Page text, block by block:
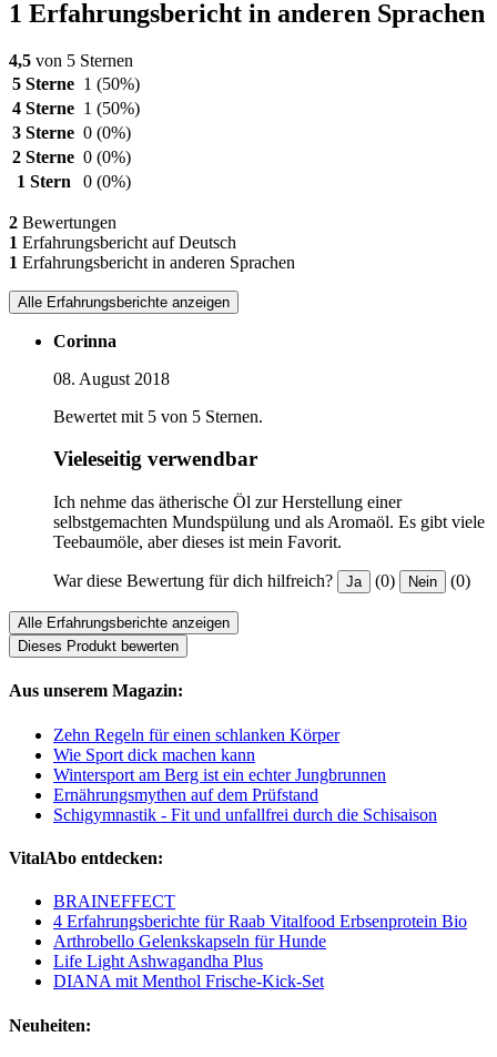
1 Erfahrungsbericht in anderen Sprachen
4,5 von 5 Sternen
5 Sterne 1 (50%)
4 Sterne 1 (50%)
3 Sterne 0 (0%)
2 Sterne 0 (0%)
1 Stern
0 (0%)
2 Bewertungen
1 Erfahrungsbericht auf Deutsch
1 Erfahrungsbericht in anderen Sprachen
Alle Erfahrungsberichte anzeigen
Corinna
08. August 2018
Bewertet mit 5 von 5 Sternen.
Vieleseitig verwendbar
Ich nehme das ätherische Öl zur Herstellung einer
selbstgemachten Mundspülung und als Aromaöl. Es gibt viele
Teebaumöle, aber dieses ist mein Favorit.
War diese Bewertung für dich hilfreich? Ja (0) Nein (0)
Alle Erfahrungsberichte anzeigen
Dieses Produkt bewerten
Aus unserem Magazin:
Zehn Regeln für einen schlanken Körper
Wie Sport dick machen kann
Wintersport am Berg ist ein echter Jungbrunnen
Ernährungsmythen auf dem Prüfstand
Schigymnastik - Fit und unfallfrei durch die Schisaison
VitalAbo entdecken:
BRAINEFFECT
4 Erfahrungsberichte für Raab Vitalfood Erbsenprotein Bio
Arthrobello Gelenkskapseln für Hunde
Life Light Ashwagandha Plus
DIANA mit Menthol Frische-Kick-Set
Neuheiten: